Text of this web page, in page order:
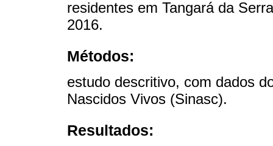
residentes em Tangará da
2016.
Métodos:
estudo descritivo, com dados
Nascidos Vivos (Sinasc).
Resultados: